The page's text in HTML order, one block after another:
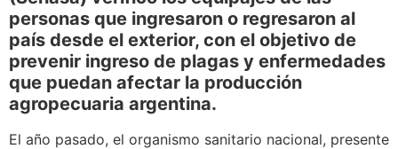
personas que ingresaron o regresaron al
país desde el exterior, con el objetivo de
prevenir ingreso de plagas y enfermedades
que puedan afectar la producción
agropecuaria argentina.
El año pasado, el organismo sanitario nacional, presente